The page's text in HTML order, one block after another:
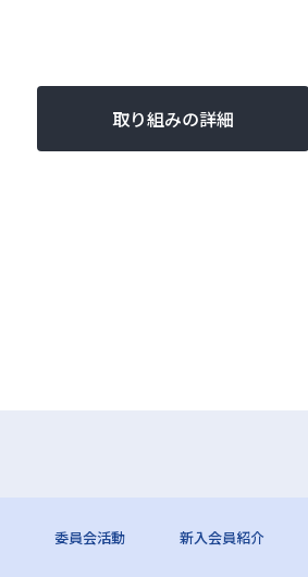
取り組みの詳細
委員会活動 新入会員紹介